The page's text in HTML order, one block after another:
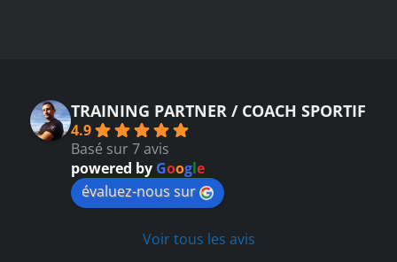
TRAINING PARTNER / COACH SPORTIF
4.9
Basé sur 7 avis
powered by Google
évaluez-nous sur
Voir tous les avis